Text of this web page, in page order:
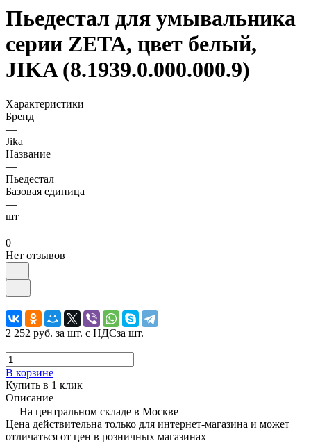
Пьедестал для умывальника
серии ZETA, цвет белый,
JIKA (8.1939.0.000.000.9)
Характеристики
Бренд
—
Jika
Название
—
Пьедестал
Базовая единица
—
шт
0
Нет отзывов
2 252 руб. за шт. с НДСза шт.
В корзине
Купить в 1 клик
Описание
На центральном складе в Москве
Цена действительна только для интернет-магазина и может
отличаться от цен в розничных магазинах